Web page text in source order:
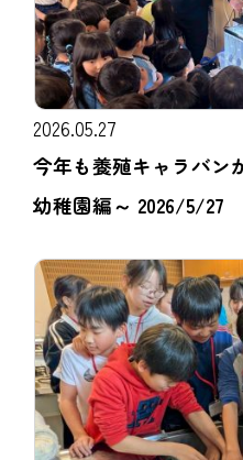
2026.05.27
今年も養殖キャラバン
幼稚園編～ 2026/5/27